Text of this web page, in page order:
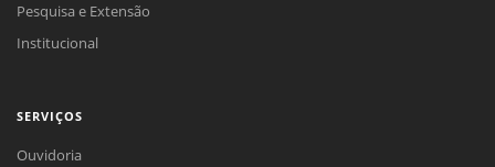
Pesquisa e Extensão
Institucional
SERVIÇOS
Ouvidoria